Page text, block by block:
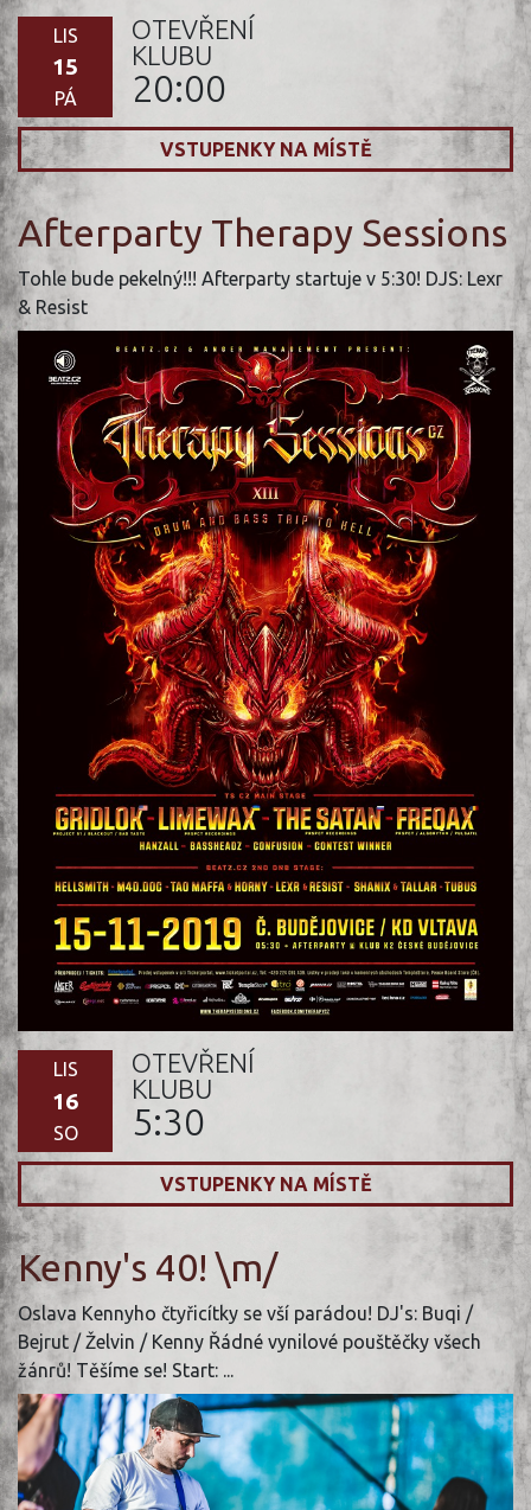
LIS
15
PÁ
OTEVŘENÍ
KLUBU
20:00
VSTUPENKY NA MÍSTĚ
Afterparty Therapy Sessions
Tohle bude pekelný!!! Afterparty startuje v 5:30! DJS: Lexr
& Resist
LIS
16
SO
OTEVŘENÍ
KLUBU
5:30
VSTUPENKY NA MÍSTĚ
Kenny's 40! \m/
Oslava Kennyho čtyřicítky se vší parádou! DJ's: Buqi /
Bejrut / Želvin / Kenny Řádné vynilové pouštěčky všech
žánrů! Těšíme se! Start: ...